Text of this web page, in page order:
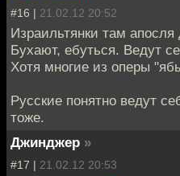
#16 | 21.02.12 20:52
Израильтянки там
Бухают, ебуться. Ведут
Хотя многие из оперы
Русские понятно ведут
тоже.
Джинджер »
#17 | 21.02.12 20:53